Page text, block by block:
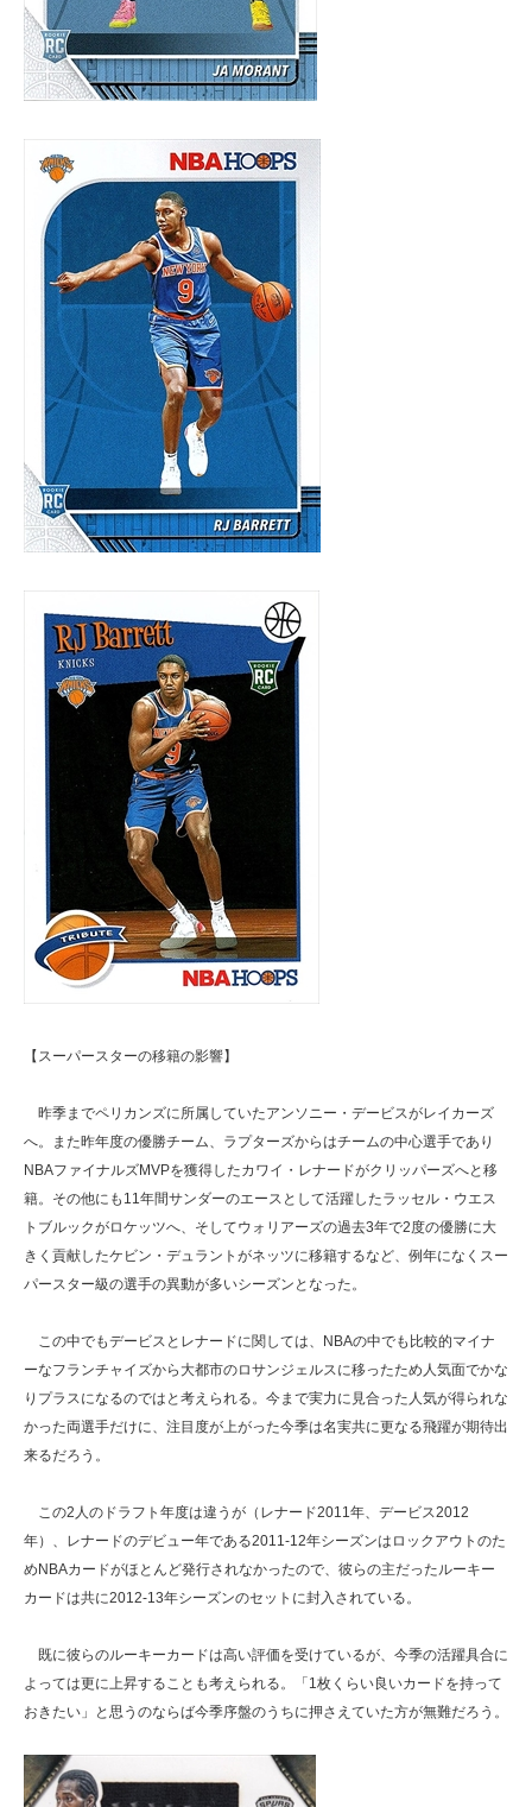
【スーパースターの移籍の影響】
昨季までペリカンズに所属していたアンソニー・デービスがレイカーズ
へ。また昨年度の優勝チーム、ラプターズからはチームの中心選手であり
NBAファイナルズMVPを獲得したカワイ・レナードがクリッパーズへと移
籍。その他にも11年間サンダーのエースとして活躍したラッセル・ウエス
トブルックがロケッツへ、そしてウォリアーズの過去3年で2度の優勝に大
きく貢献したケビン・デュラントがネッツに移籍するなど、例年になくスー
パースター級の選手の異動が多いシーズンとなった。
この中でもデービスとレナードに関しては、NBAの中でも比較的マイナ
ーなフランチャイズから大都市のロサンジェルスに移ったため人気面でかな
りプラスになるのではと考えられる。今まで実力に見合った人気が得られな
かった両選手だけに、注目度が上がった今季は名実共に更なる飛躍が期待出
来るだろう。
この2人のドラフト年度は違うが（レナード2011年、デービス2012
年）、レナードのデビュー年である2011-12年シーズンはロックアウトのた
めNBAカードがほとんど発行されなかったので、彼らの主だったルーキー
カードは共に2012-13年シーズンのセットに封入されている。
既に彼らのルーキーカードは高い評価を受けているが、今季の活躍具合に
よっては更に上昇することも考えられる。「1枚くらい良いカードを持って
おきたい」と思うのならば今季序盤のうちに押さえていた方が無難だろう。